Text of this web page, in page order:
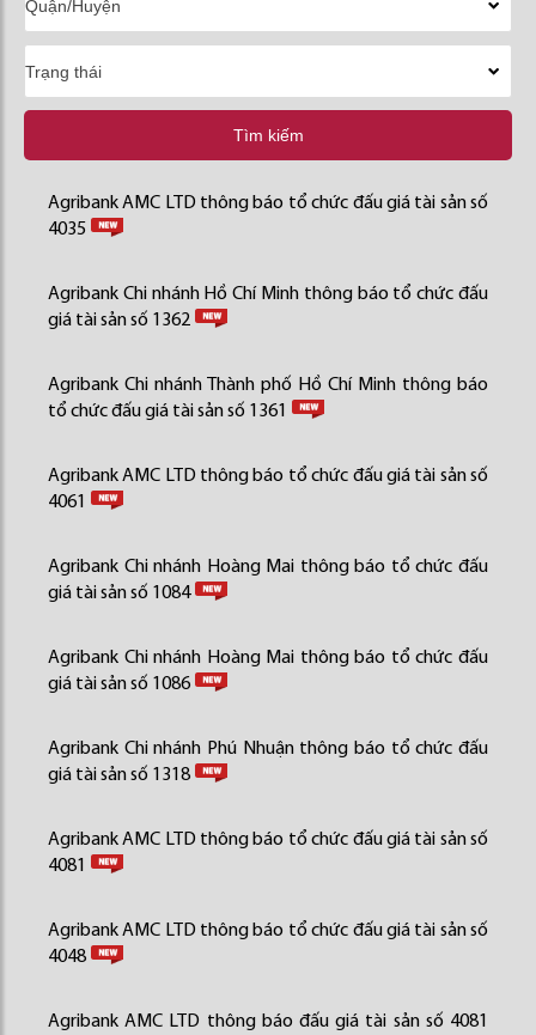
Tìm kiếm
Agribank AMC LTD thông báo tổ chức đấu giá tài sản số
4035
Agribank Chi nhánh Hồ Chí Minh thông báo tổ chức đấu
giá tài sản số 1362
Agribank Chi nhánh Thành phố Hồ Chí Minh thông báo
tổ chức đấu giá tài sản số 1361
Agribank AMC LTD thông báo tổ chức đấu giá tài sản số
4061
Agribank Chi nhánh Hoàng Mai thông báo tổ chức đấu
giá tài sản số 1084
Agribank Chi nhánh Hoàng Mai thông báo tổ chức đấu
giá tài sản số 1086
Agribank Chi nhánh Phú Nhuận thông báo tổ chức đấu
giá tài sản số 1318
Agribank AMC LTD thông báo tổ chức đấu giá tài sản số
4081
Agribank AMC LTD thông báo tổ chức đấu giá tài sản số
4048
Agribank AMC LTD thông báo đấu giá tài sản số 4081